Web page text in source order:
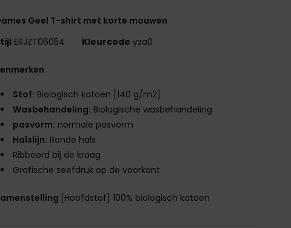
Geel T-shirt met korte mouwen
ERJZT06054 Kleurcode yza0
Stof: Biologisch katoen [140 g/m2]
Wasbehandeling: Biologische wasbehandeling
pasvorm: normale pasvorm
Halslijn: Ronde hals
Ribboord bij de kraag
Grafische zeefdruk op de voorkant
[Hoofdstof] 100% biologisch katoen